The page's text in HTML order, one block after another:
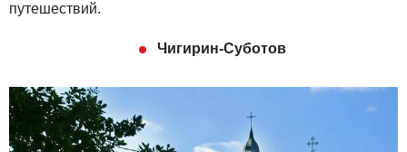
путешествий.
Чигирин-Суботов